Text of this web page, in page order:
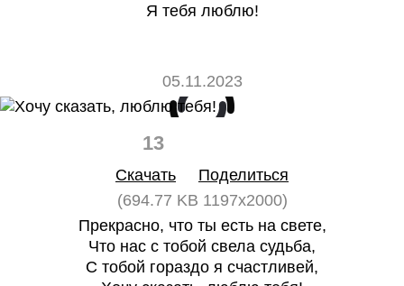
Я тебя люблю!
05.11.2023
13
Скачать
Поделиться
(694.77 KB 1197x2000)
Прекрасно, что ты есть на свете,
Что нас с тобой свела судьба,
С тобой гораздо я счастливей,